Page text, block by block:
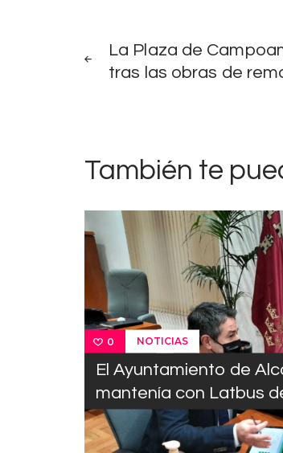
de
ANTERIORES
La Plaza de
tras las obras de
También te
0 NOTICIAS
El Ayuntamiento de
mantenía con Latbus